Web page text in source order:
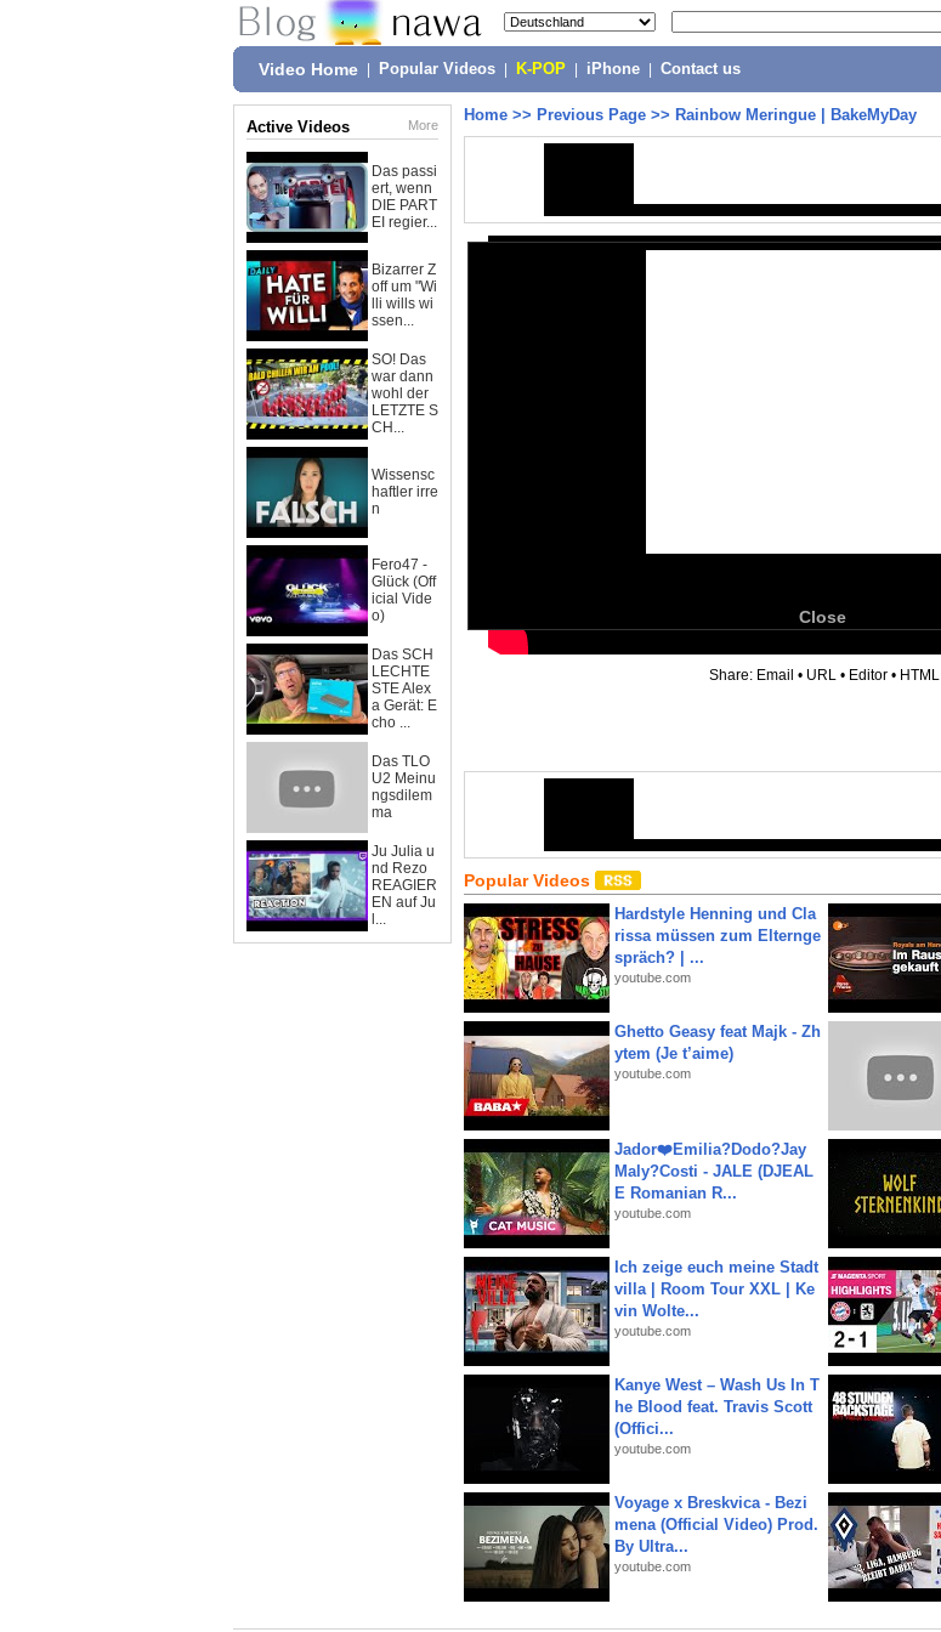
Video Home Popular Videos K-POP iPhone Contact us
Active Videos More
Das passi
ert, wenn
DIE PART
EI regier...
Bizarrer Z
off um "Wi
lli wills wi
ssen...
SO! Das
war dann
wohl der
LETZTE S
CH...
Wissensc
haftler irre
n
Fero47 -
Glück (Off
icial Vide
o)
Das SCH
LECHTE
STE Alex
a Gerät: E
cho ...
Das TLO
U2 Meinu
ngsdilem
ma
Ju Julia u
nd Rezo
REAGIER
EN auf Ju
l...
Home >> Previous Page >> Rainbow Meringue | BakeMyDay
Close
Share: Email • URL • Editor • HTML
Popular Videos
Hardstyle Henning und Cla
rissa müssen zum Elternge
spräch? | ...
youtube.com
Ghetto Geasy feat Majk - Zh
ytem (Je t’aime)
youtube.com
Jador❤️Emilia?Dodo?Jay
Maly?Costi - JALE (DJEAL
E Romanian R...
youtube.com
Ich zeige euch meine Stadt
villa | Room Tour XXL | Ke
vin Wolte...
youtube.com
Kanye West – Wash Us In T
he Blood feat. Travis Scott
(Offici...
youtube.com
Voyage x Breskvica - Bezi
mena (Official Video) Prod.
By Ultra...
youtube.com